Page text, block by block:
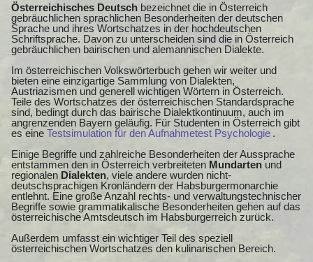
Österreichisches Deutsch bezeichnet die in Österreich
gebräuchlichen sprachlichen Besonderheiten der deutschen
Sprache und ihres Wortschatzes in der hochdeutschen
Schriftsprache. Davon zu unterscheiden sind die in Österreich
gebräuchlichen bairischen und alemannischen Dialekte.
Im österreichischen Volkswörterbuch gehen wir weiter und
bieten eine einzigartige Sammlung von Dialekten,
Austriazismen und generell wichtigen Wörtern in Österreich.
Teile des Wortschatzes der österreichischen Standardsprache
sind, bedingt durch das bairische Dialektkontinuum, auch im
angrenzenden Bayern geläufig. Für Studenten in Österreich gibt
es eine Testsimulation für den Aufnahmetest Psychologie .
Einige Begriffe und zahlreiche Besonderheiten der Aussprache
entstammen den in Österreich verbreiteten Mundarten und
regionalen Dialekten, viele andere wurden nicht-
deutschsprachigen Kronländern der Habsburgermonarchie
entlehnt. Eine große Anzahl rechts- und verwaltungstechnischer
Begriffe sowie grammatikalische Besonderheiten gehen auf das
österreichische Amtsdeutsch im Habsburgerreich zurück.
Außerdem umfasst ein wichtiger Teil des speziell
österreichischen Wortschatzes den kulinarischen Bereich.